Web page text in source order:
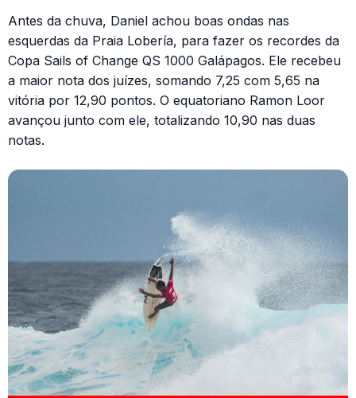
Antes da chuva, Daniel achou boas ondas nas
esquerdas da Praia Lobería, para fazer os recordes da
Copa Sails of Change QS 1000 Galápagos. Ele recebeu
a maior nota dos juízes, somando 7,25 com 5,65 na
vitória por 12,90 pontos. O equatoriano Ramon Loor
avançou junto com ele, totalizando 10,90 nas duas
notas.